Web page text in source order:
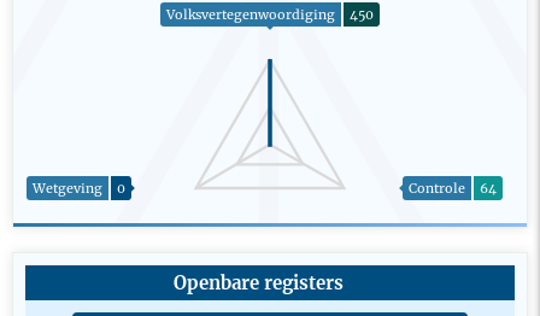
Wetgeving 0
Volksvertegenwoordiging 450
Controle 64
Openbare registers